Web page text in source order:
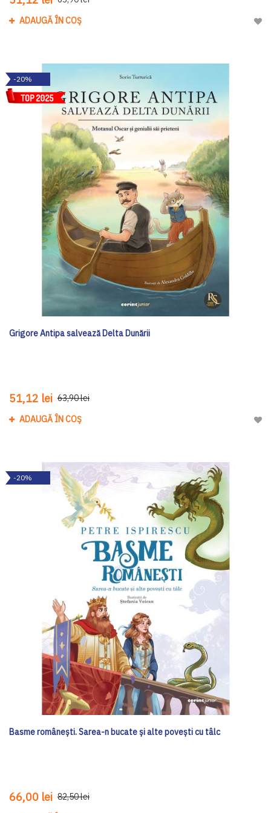
ADAUGĂ ÎN COȘ
-20%
Grigore Antipa salvează Delta Dunării
51,12 lei 63,90 lei
ADAUGĂ ÎN COȘ
-20%
Basme românești. Sarea-n bucate și alte povești cu tâlc
66,00 lei 82,50 lei